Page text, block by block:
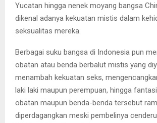
Yucatan hingga nenek moyang bangsa
dikenal adanya kekuatan mistis dalam
seksualitas mereka.
Berbagai suku bangsa di Indonesia pun
obatan atau benda berbalut mistis yang
menambah kekuatan seks,
laki laki maupun perempuan, hingga
obatan maupun benda-benda tersebut
diperdagangkan meski pembelinya